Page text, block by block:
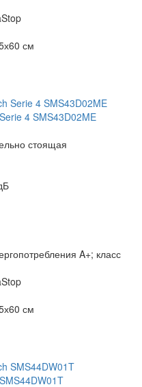
см
4 SMS43D02ME
стоящая
A+; класс
см